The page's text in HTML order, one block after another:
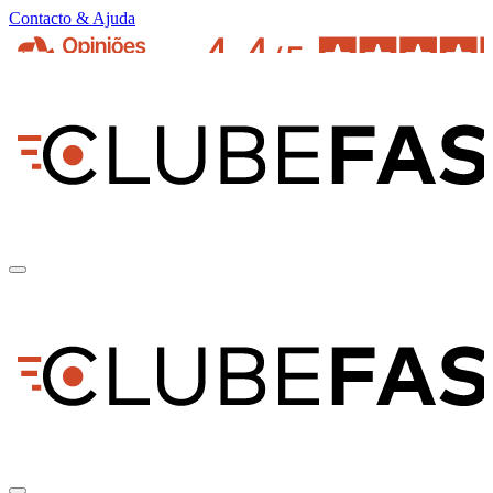
Contacto & Ajuda